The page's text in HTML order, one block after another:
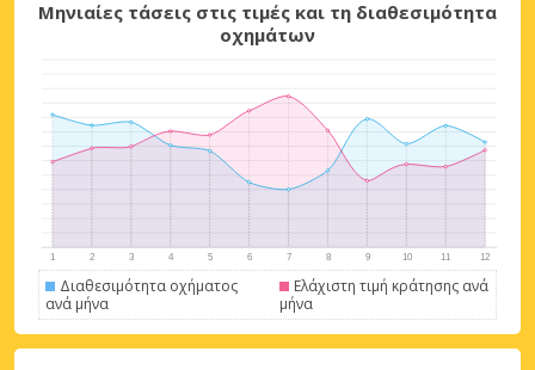
Μηνιαίες τάσεις στις τιμές και τη διαθεσιμότητα
οχημάτων
Διαθεσιμότητα οχήματος
ανά μήνα
Ελάχιστη τιμή κράτησης ανά
μήνα